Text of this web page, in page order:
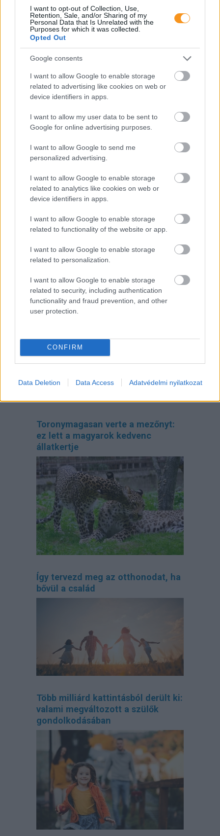
I want to opt-out of Collection, Use,
Retention, Sale, and/or Sharing of my
Personal Data that Is Unrelated with the
Purposes for which it was collected.
Opted Out
Google consents
I want to allow Google to enable storage
related to advertising like cookies on web or
device identifiers in apps.
I want to allow my user data to be sent to
Google for online advertising purposes.
I want to allow Google to send me
personalized advertising.
I want to allow Google to enable storage
related to analytics like cookies on web or
device identifiers in apps.
I want to allow Google to enable storage
related to functionality of the website or app.
I want to allow Google to enable storage
related to personalization.
I want to allow Google to enable storage
related to security, including authentication
functionality and fraud prevention, and other
user protection.
CONFIRM
Data Deletion Data Access Adatvédelmi nyilatkozat
gyakran a kiabálás a következménye.
Erre (is) kínál megoldást aPozitív Fegyelmezés az
iskolábanmódszertana, amelyet az elmúlt két
évben egy Erasmus+ partnerségi projekt keretében
próbáltak ki hat európai ország iskoláiban, a makói
Szignum Iskola
Pelusos gyerek az oviban: Minden
óvodának biztosítania kell a
pelenkás gyerekek fogadását?
pelenkás gyermeket fogadni? Milyen higiénés
szabályokat kötelező betartani a pelenkázó
helyiségben? Mi a helyzet az sni-s pelenkás
hogy a szobatisztasági gondok még fokozottabb
odafigyelést igényelnek. Utánajártunk.
Folyton öntöget, gyúr és tapicskol?
10 szenzoros játék, amit imádni
fog az óvodás
Toronymagasan verte a mezőnyt:
ez lett a magyarok kedvenc
állatkertje
Így tervezd meg az otthonodat, ha
bővül a család
Több milliárd kattintásból derült ki:
valami megváltozott a szülők
gondolkodásában